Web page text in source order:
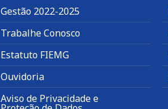
Gestão 2022-2025
Trabalhe Conosco
Estatuto FIEMG
Ouvidoria
Aviso de Privacidade e